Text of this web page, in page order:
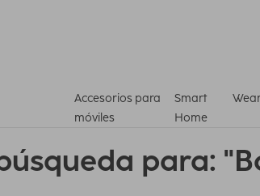
Accesorios para
móviles
Smart
Home
para: